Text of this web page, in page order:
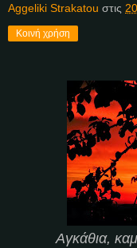
Aggeliki Strakatou στις
Κοινή χρήση
Αγκάθια,